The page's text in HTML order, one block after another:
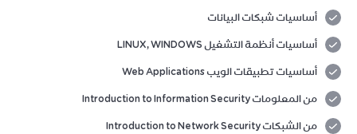
أساسيات شبكات البيانات
أساسيات أنظمة التشغيل LINUX, WINDOWS
أساسيات تطبيقات الويب Web Applications
من المعلومات Introduction to Information Security
من الشبكات Introduction to Network Security